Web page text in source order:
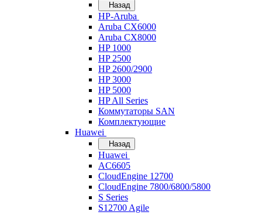
Назад
HP-Aruba
Aruba CX6000
Aruba CX8000
HP 1000
HP 2500
HP 2600/2900
HP 3000
HP 5000
HP All Series
Коммутаторы SAN
Комплектующие
Huawei
Назад
Huawei
AC6605
CloudEngine 12700
CloudEngine 7800/6800/5800
S Series
S12700 Agile